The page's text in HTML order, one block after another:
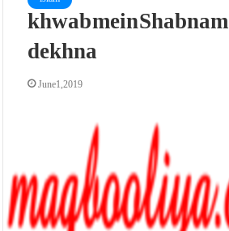
khwab mein Shabnam
dekhna
June 1, 2019